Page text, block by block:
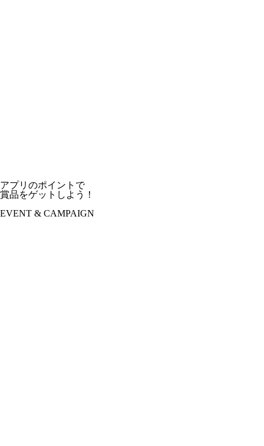
アプリのポイントで
賞品をゲットしよう！
EVENT & CAMPAIGN